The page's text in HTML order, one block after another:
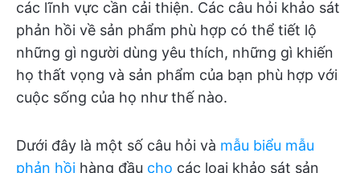
các lĩnh vực cần cải thiện. Các câu hỏi khảo sát
phản hồi về sản phẩm phù hợp có thể tiết lộ
những gì người dùng yêu thích, những gì khiến
họ thất vọng và sản phẩm của bạn phù hợp với
cuộc sống của họ như thế nào.
Dưới đây là một số câu hỏi và mẫu biểu mẫu
phản hồi hàng đầu cho các loại khảo sát sản